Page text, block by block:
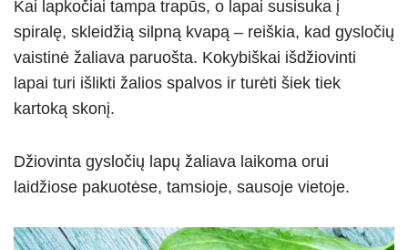
Kai lapkočiai tampa trapūs, o lapai susisuka į
spiralę, skleidžią silpną kvapą – reiškia, kad gysločių
vaistinė žaliava paruošta. Kokybiškai išdžiovinti
lapai turi išlikti žalios spalvos ir turėti šiek tiek
kartoką skonį.
Džiovinta gysločių lapų žaliava laikoma orui
laidžiose pakuotėse, tamsioje, sausoje vietoje.